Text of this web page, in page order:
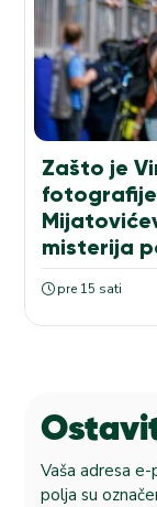
Zašto je
misterija
pre 15 sati
Vaša adresa
polja su